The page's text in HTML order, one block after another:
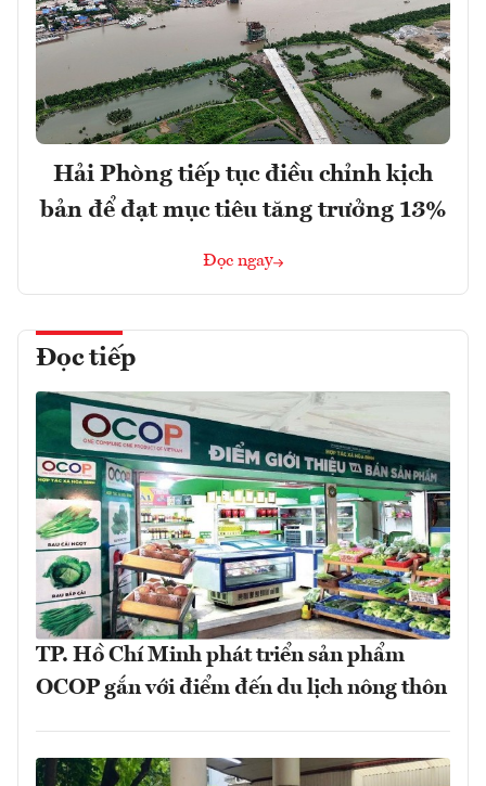
Hải Phòng tiếp tục điều chỉnh kịch
bản để đạt mục tiêu tăng trưởng 13%
Đọc ngay
Đọc tiếp
TP. Hồ Chí Minh phát triển sản phẩm
OCOP gắn với điểm đến du lịch nông thôn